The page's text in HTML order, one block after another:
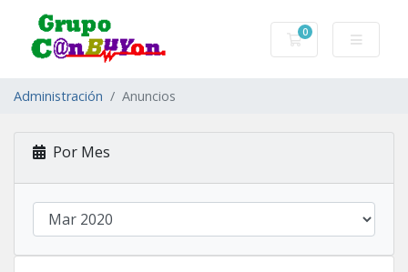
0
Carro de Pedidos
Administración Anuncios
Por Mes